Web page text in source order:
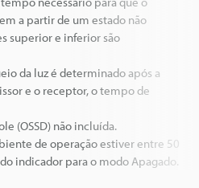
a partir de um estado não
superior e inferior são
da luz é determinado após a
e o receptor, o tempo de
(OSSD) não incluída.
de operação estiver entre 50
indicador para o modo Apagado.